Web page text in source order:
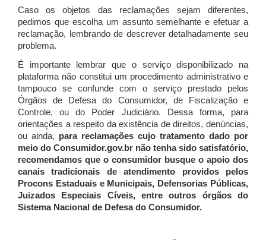
Caso os objetos das reclamações sejam diferentes,
pedimos que escolha um assunto semelhante e efetuar a
reclamação, lembrando de descrever detalhadamente seu
problema.
É importante lembrar que o serviço disponibilizado na
plataforma não constitui um procedimento administrativo e
tampouco se confunde com o serviço prestado pelos
Órgãos de Defesa do Consumidor, de Fiscalização e
Controle, ou do Poder Judiciário. Dessa forma, para
orientações a respeito da existência de direitos, denúncias,
ou ainda, para reclamações cujo tratamento dado por
meio do Consumidor.gov.br não tenha sido satisfatório,
recomendamos que o consumidor busque o apoio dos
canais tradicionais de atendimento providos pelos
Procons Estaduais e Municipais, Defensorias Públicas,
Juizados Especiais Cíveis, entre outros órgãos do
Sistema Nacional de Defesa do Consumidor.